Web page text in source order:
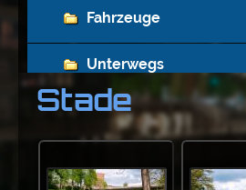
Fahrzeuge
Unterwegs
Deutschland
Stade